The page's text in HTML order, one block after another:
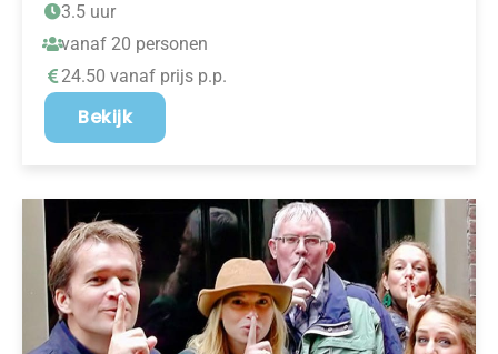
3.5 uur
vanaf 20 personen
24.50 vanaf prijs p.p.
Bekijk